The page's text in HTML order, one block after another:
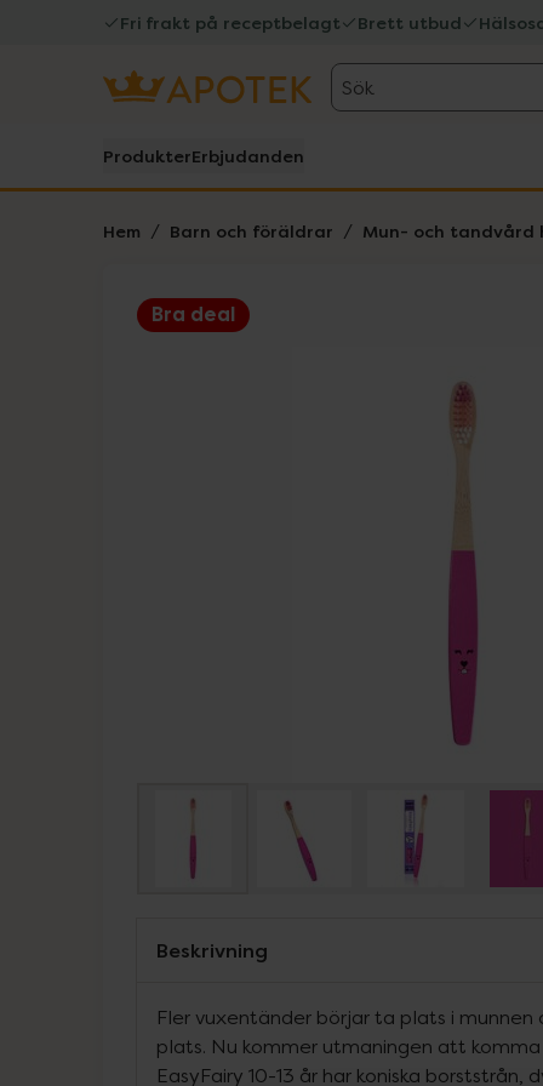
Fri frakt på receptbelagt Brett utbud
Sök
ProdukterErbjudanden
Hem Barn och föräldrar Mun- och tandvård
Bra deal
Lista: . Innehåller 4 objekt.
Beskrivning
Fler vuxentänder börjar ta plats i
plats. Nu kommer utmaningen att
EasyFairy 10-13 år har koniska borststrån,